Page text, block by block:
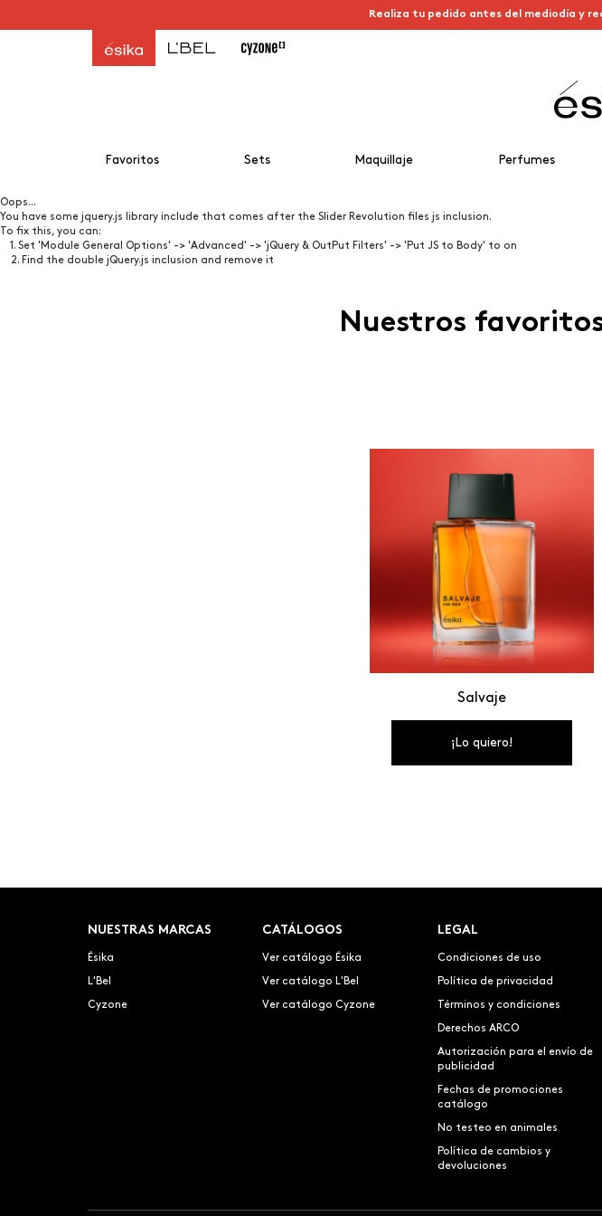
Realiza tu pedido antes del mediodía y
Favoritos Sets Maquillaje Perfumes
Oops...
You have some jquery.js library include that comes after the Slider Revolution files js inclusion.
To fix this, you can:
1. Set 'Module General Options' -> 'Advanced' -> 'jQuery & OutPut Filters' -> 'Put JS to Body' to on
2. Find the double jQuery.js inclusion and remove it
Nuestros
Salvaje
¡Lo quiero!
NUESTRAS MARCAS
Ésika
L'Bel
Cyzone
CATÁLOGOS
Ver catálogo Ésika
Ver catálogo L'Bel
Ver catálogo Cyzone
LEGAL
Condiciones de uso
Política de privacidad
Términos y condiciones
Derechos ARCO
Autorización para el envío de
publicidad
Fechas de promociones
catálogo
No testeo en animales
Política de cambios y
devoluciones